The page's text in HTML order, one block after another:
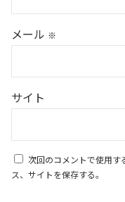
メール ※
サイト
次回のコメントで使用す
ス、サイトを保存する。